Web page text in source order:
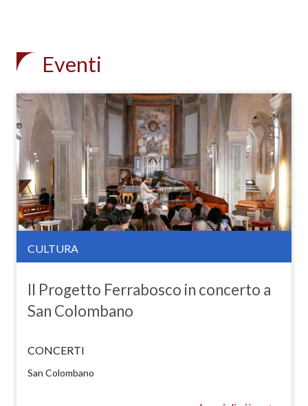
Eventi
CULTURA
Il Progetto Ferrabosco in concerto a
San Colombano
CONCERTI
San Colombano